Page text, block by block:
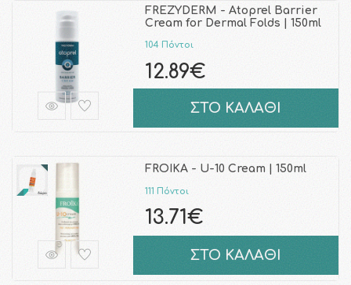
FREZYDERM - Atoprel Barrier
Cream for Dermal Folds | 150ml
104 Πόντοι
12.89€
ΣΤΟ ΚΑΛΑΘΙ
FROIKA - U-10 Cream | 150ml
111 Πόντοι
13.71€
ΣΤΟ ΚΑΛΑΘΙ